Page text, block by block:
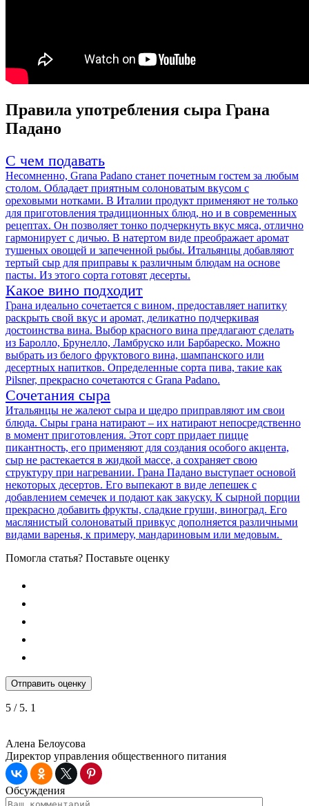
Правила употребления сыра Грана
Падано
С чем подавать
Несомненно, Grana Padano станет почетным гостем за любым
столом. Обладает приятным солоноватым вкусом с
ореховыми нотками. В Италии продукт применяют не только
для приготовления традиционных блюд, но и в современных
рецептах. Он позволяет тонко подчеркнуть вкус мяса, отлично
гармонирует с дичью. В натертом виде преображает аромат
тушеных овощей и запеченной рыбы. Итальянцы добавляют
тертый сыр для приправы к различным блюдам на основе
пасты. Из этого сорта готовят десерты.
Какое вино подходит
Грана идеально сочетается с вином, предоставляет напитку
раскрыть свой вкус и аромат, деликатно подчеркивая
достоинства вина. Выбор красного вина предлагают сделать
из Баролло, Брунелло, Ламбруско или Барбареско. Можно
выбрать из белого фруктового вина, шампанского или
десертных напитков. Определенные сорта пива, такие как
Pilsner, прекрасно сочетаются с Grana Padano.
Сочетания сыра
Итальянцы не жалеют сыра и щедро приправляют им свои
блюда. Сыры грана натирают – их натирают непосредственно
в момент приготовления. Этот сорт придает пицце
пикантность, его применяют для создания особого акцента,
сыр не растекается в жидкой массе, а сохраняет свою
структуру при нагревании. Грана Падано выступает основой
некоторых десертов. Его выпекают в виде лепешек с
добавлением семечек и подают как закуску. К сырной порции
прекрасно добавить фрукты, сладкие груши, виноград. Его
маслянистый солоноватый привкус дополняется различными
видами варенья, к примеру, мандариновым или медовым.
Помогла статья? Поставьте оценку
Отправить оценку
5 / 5. 1
Алена Белоусова
Директор управления общественного питания
Обсуждения